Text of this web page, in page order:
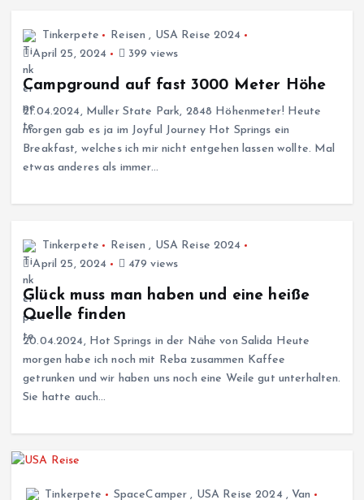
Tinkerpete Reisen , USA Reise 2024
April 25, 2024
399 views
Campground auf fast 3000 Meter Höhe
21.04.2024, Muller State Park, 2848 Höhenmeter! Heute
morgen gab es ja im Joyful Journey Hot Springs ein
Breakfast, welches ich mir nicht entgehen lassen wollte. Mal
etwas anderes als immer…
Tinkerpete Reisen , USA Reise 2024
April 25, 2024
479 views
Glück muss man haben und eine heiße
Quelle finden
20.04.2024, Hot Springs in der Nähe von Salida Heute
morgen habe ich noch mit Reba zusammen Kaffee
getrunken und wir haben uns noch eine Weile gut unterhalten.
Sie hatte auch…
Tinkerpete SpaceCamper , USA Reise 2024, Van